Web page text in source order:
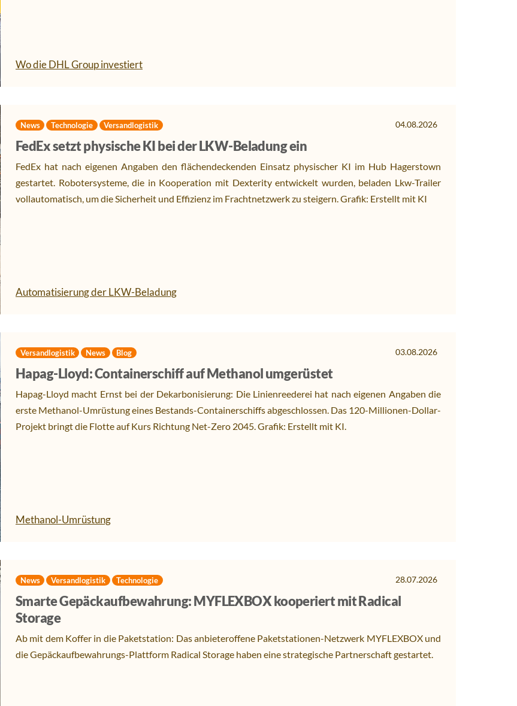
Wo die DHL Group investiert
News Technologie Versandlogistik 04.08.2026
FedEx setzt physische KI bei der LKW-Beladung ein
FedEx hat nach eigenen Angaben den flächendeckenden Einsatz physischer KI im Hub Hagerstown
gestartet. Robotersysteme, die in Kooperation mit Dexterity entwickelt wurden, beladen Lkw-Trailer
vollautomatisch, um die Sicherheit und Effizienz im Frachtnetzwerk zu steigern. Grafik: Erstellt mit KI
Automatisierung der LKW-Beladung
Versandlogistik News Blog 03.08.2026
Hapag-Lloyd: Containerschiff auf Methanol umgerüstet
Hapag-Lloyd macht Ernst bei der Dekarbonisierung: Die Linienreederei hat nach eigenen Angaben die
erste Methanol-Umrüstung eines Bestands-Containerschiffs abgeschlossen. Das 120-Millionen-Dollar-
Projekt bringt die Flotte auf Kurs Richtung Net-Zero 2045. Grafik: Erstellt mit KI.
Methanol-Umrüstung
News Versandlogistik Technologie 28.07.2026
Smarte Gepäckaufbewahrung: MYFLEXBOX kooperiert mit Radical
Storage
Ab mit dem Koffer in die Paketstation: Das anbieteroffene Paketstationen-Netzwerk MYFLEXBOX und
die Gepäckaufbewahrungs-Plattform Radical Storage haben eine strategische Partnerschaft gestartet.